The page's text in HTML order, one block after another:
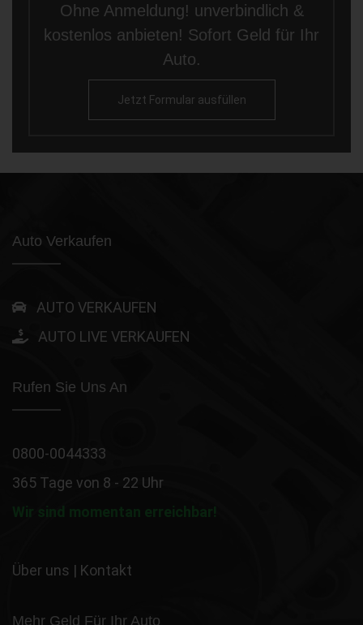
Ohne Anmeldung! unverbindlich &
kostenlos anbieten! Sofort Geld für Ihr
Auto.
Jetzt Formular ausfüllen
Auto Verkaufen
AUTO VERKAUFEN
AUTO LIVE VERKAUFEN
Rufen Sie Uns An
0800-0044333
365 Tage von 8 - 22 Uhr
Wir sind momentan erreichbar!
Über uns | Kontakt
Mehr Geld Für Ihr Auto